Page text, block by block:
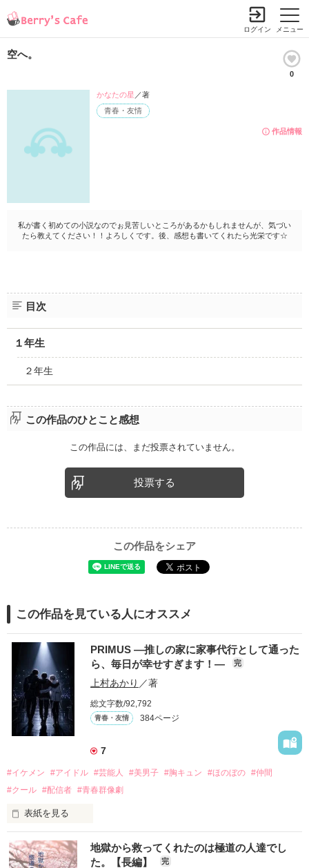
メニュー
ログイン
空へ。
0
作品情報
青春・友情
かなたの星 ／著
私が書く初めての小説なのでぉ見苦しいところがあるかもしれませんが、気づい
たら教えてください！！よろしくです。後、感想も書いてくれたら光栄です☆
目次
１年生
２年生
この作品のひとこと感想
この作品には、まだ投票されていません。
投票する
この作品をシェア
この作品を見ている人にオススメ
PRIMUS ―推しの家に家事代行として通った
ら、毎日が幸せすぎます！―
完
上村あかり ／著
総文字数/92,792
青春・友情 384ページ
7
#イケメン #アイドル #芸能人 #美男子 #胸キュン #ほのぼの #仲間
#クール #配信者 #青春群像劇
表紙を見る
推しは画面の向こうにいるはずだったのに、仕事先で毎日会っ
ています。
地獄から救ってくれたのは極道の人達でし
た。【長編】
完